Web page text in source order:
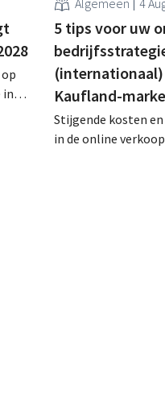
in
Algemeen 4
5 tips voor uw
(internationaal)
Kaufland-
Stijgende kosten
in de online